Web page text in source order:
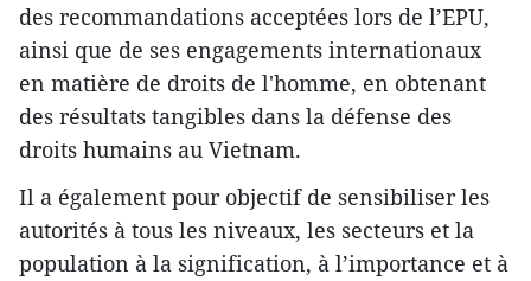
des recommandations acceptées lors de l’EPU,
ainsi que de ses engagements internationaux
en matière de droits de l'homme, en obtenant
des résultats tangibles dans la défense des
droits humains au Vietnam.
Il a également pour objectif de sensibiliser les
autorités à tous les niveaux, les secteurs et la
population à la signification, à l’importance et à